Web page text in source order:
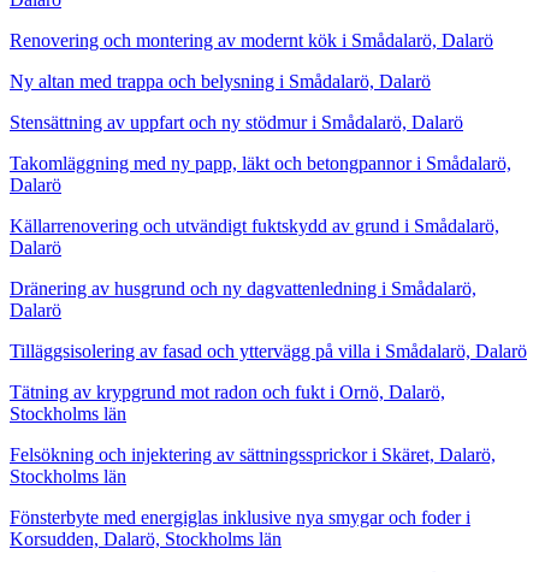
Renovering och montering av modernt kök i Smådalarö, Dalarö
Ny altan med trappa och belysning i Smådalarö, Dalarö
Stensättning av uppfart och ny stödmur i Smådalarö, Dalarö
Takomläggning med ny papp, läkt och betongpannor i Smådalarö,
Dalarö
Källarrenovering och utvändigt fuktskydd av grund i Smådalarö,
Dalarö
Dränering av husgrund och ny dagvattenledning i Smådalarö,
Dalarö
Tilläggsisolering av fasad och yttervägg på villa i Smådalarö, Dalarö
Tätning av krypgrund mot radon och fukt i Ornö, Dalarö,
Stockholms län
Felsökning och injektering av sättningssprickor i Skäret, Dalarö,
Stockholms län
Fönsterbyte med energiglas inklusive nya smygar och foder i
Korsudden, Dalarö, Stockholms län